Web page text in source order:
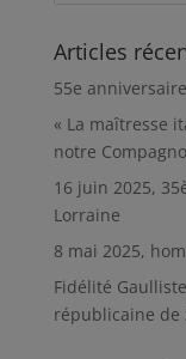
Articles
55e
« La maîtresse
notre
16 juin 2025,
Lorraine
8 mai 2025,
Fidélité
républicaine de